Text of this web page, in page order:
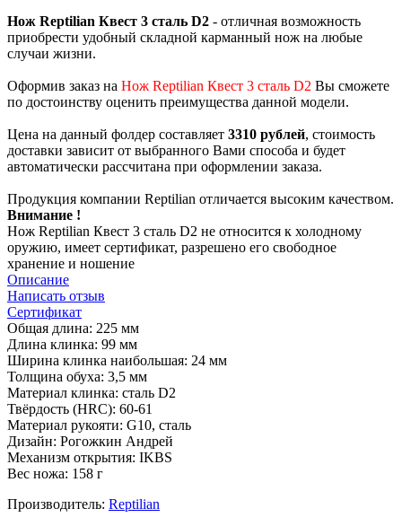
Нож Reptilian Квест 3 сталь D2 - отличная возможность
приобрести удобный складной карманный нож на любые
случаи жизни.
Оформив заказ на Нож Reptilian Квест 3 сталь D2 Вы сможете
по достоинству оценить преимущества данной модели.
Цена на данный фолдер составляет 3310 рублей, стоимость
доставки зависит от выбранного Вами способа и будет
автоматически рассчитана при оформлении заказа.
Продукция компании Reptilian отличается высоким качеством.
Внимание !
Нож Reptilian Квест 3 сталь D2 не относится к холодному
оружию, имеет сертификат, разрешено его свободное
хранение и ношение
Описание
Написать отзыв
Сертификат
Общая длина: 225 мм
Длина клинка: 99 мм
Ширина клинка наибольшая: 24 мм
Толщина обуха: 3,5 мм
Материал клинка: сталь D2
Твёрдость (HRC): 60-61
Материал рукояти: G10, сталь
Дизайн: Рогожкин Андрей
Механизм открытия: IKBS
Вес ножа: 158 г
Производитель: Reptilian